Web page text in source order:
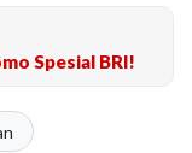
Spesial BRI!